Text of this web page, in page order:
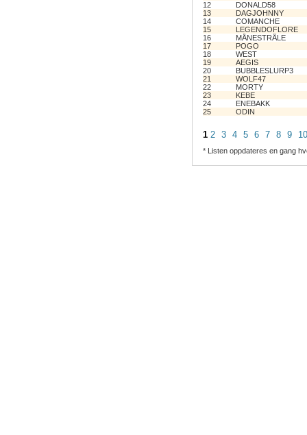
12
DONALD58
13
DAGJOHNNY
14
COMANCHE
15
LEGENDOFLORE
16
MÅNESTRÅLE
17
POGO
18
WEST
19
AEGIS
20
BUBBLESLURP3
21
WOLF47
22
MORTY
23
KEBE
24
ENEBAKK
25
ODIN
1 2 3 4 5 6 7 8 9 10
* Listen oppdateres en gang